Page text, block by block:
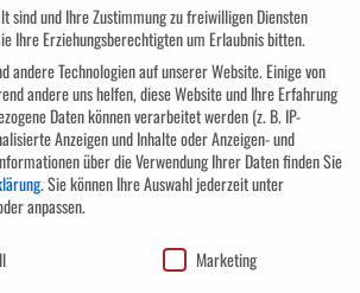
mit Interesse und einer Eignung für die
sind und Ihre Zustimmung zu freiwilligen Diensten
Ihre Erziehungsberechtigten um Erlaubnis bitten.
andere Technologien auf unserer Website. Einige von
andere uns helfen, diese Website und Ihre Erfahrung
Daten können verarbeitet werden (z. B. IP-
Anzeigen und Inhalte oder Anzeigen- und
über die Verwendung Ihrer Daten finden Sie
.Sie können Ihre Auswahl jederzeit unter
anpassen.
Marketing